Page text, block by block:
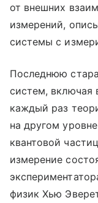
от внешних
измерений,
системы с
Последнюю
систем, включая
каждый раз
на другом
квантовой
измерение
физик Хью